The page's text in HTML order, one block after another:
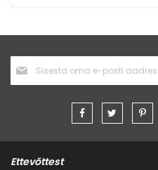
uudiskirjaga:
Ettevõttest